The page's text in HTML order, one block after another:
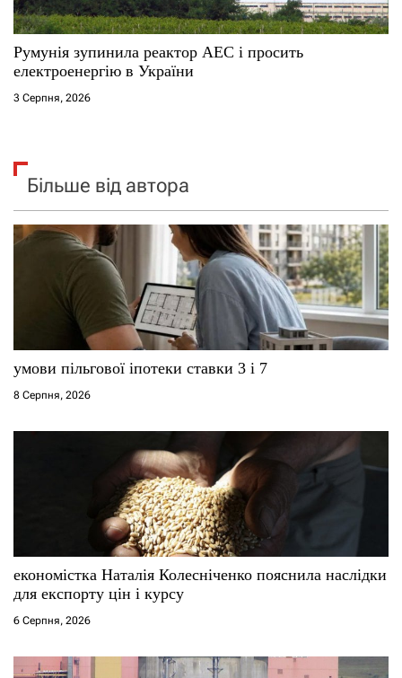
Румунія зупинила реактор АЕС і просить
електроенергію в України
3 Серпня, 2026
Більше від автора
умови пільгової іпотеки ставки 3 і 7
8 Серпня, 2026
економістка Наталія Колесніченко пояснила наслідки
для експорту цін і курсу
6 Серпня, 2026